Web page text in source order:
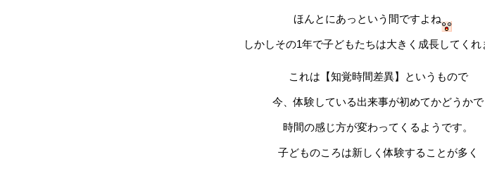
ほんとにあっという間ですよね
しかしその1年で子どもたちは大きく成長してくれ
これは【知覚時間差異】というもので
今、体験している出来事が初めてかどうかで
時間の感じ方が変わってくるようです。
子どものころは新しく体験することが多く